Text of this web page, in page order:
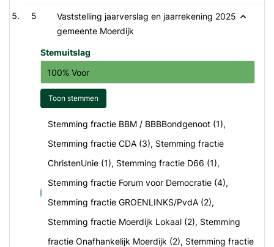
5
Vaststelling jaarverslag en jaarrekening 2025
gemeente Moerdijk
Stemuitslag
100% Voor
Toon stemmen
voor
Stemming fractie BBM / BBBBondgenoot (1),
Stemming fractie CDA (3), Stemming fractie
ChristenUnie (1), Stemming fractie D66 (1),
Stemming fractie Forum voor Democratie (4),
Stemming fractie GROENLINKS/PvdA (2),
Stemming fractie Moerdijk Lokaal (2), Stemming
fractie Onafhankelijk Moerdijk (2), Stemming fractie